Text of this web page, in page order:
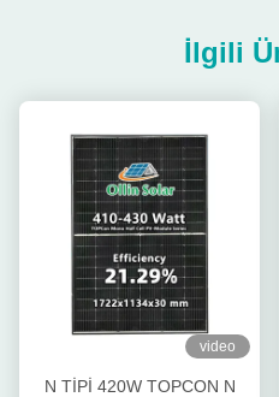
İlgili
video
N TİPİ 420W TOPCON N